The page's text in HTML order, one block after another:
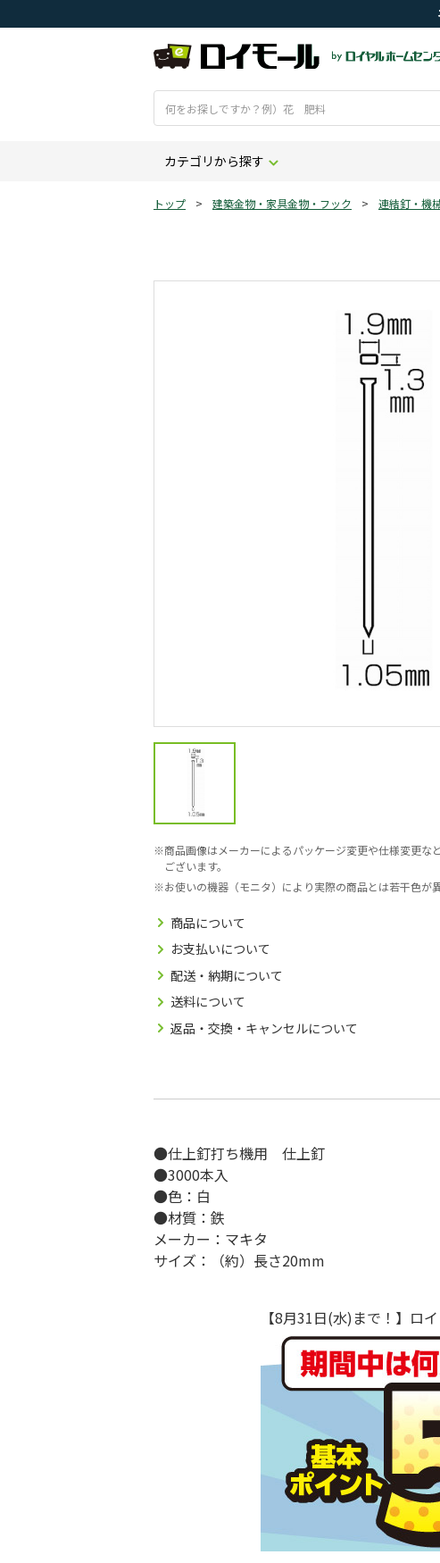
カテゴリから探す
トップ > 建築金物・家具金物・フック > 連結釘・機
商品画像はメーカーによるパッケージ変更や仕様変更な
ございます。
お使いの機器（モニタ）により実際の商品とは若干色が
商品について
お支払いについて
配送・納期について
送料について
返品・交換・キャンセルについて
●仕上釘打ち機用 仕上釘
●3000本入
●色：白
●材質：鉄
メーカー：マキタ
サイズ：（約）長さ20mm
【8月31日(水)まで！】ロ